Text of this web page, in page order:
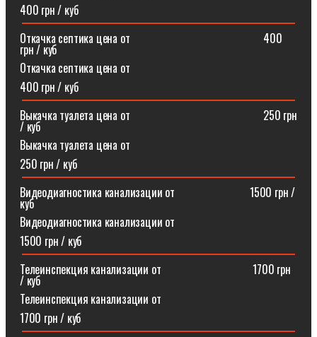
400 грн / куб
Откачка септика цена от⠀⠀⠀⠀⠀⠀⠀⠀⠀⠀⠀⠀⠀⠀⠀⠀400
грн / куб
Откачка септика цена от
400 грн / куб
Выкачка туалета цена от⠀⠀⠀⠀⠀⠀⠀⠀⠀⠀⠀⠀⠀⠀⠀⠀250 грн
/ куб
Выкачка туалета цена от
250 грн / куб
Видеодиагностика канализации от⠀⠀⠀⠀⠀⠀⠀⠀⠀1500 грн /
куб
Видеодиагностика канализации от
1500 грн / куб
Телеинспекция канализации от⠀⠀⠀⠀⠀⠀⠀⠀⠀⠀⠀1700 грн
/ куб
Телеинспекция канализации от
1700 грн / куб